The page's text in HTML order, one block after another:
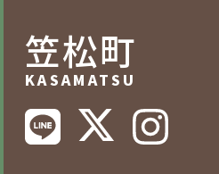
笠松町
KASAMATSU